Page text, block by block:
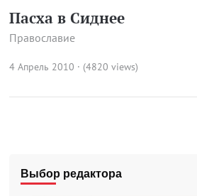
Пасха в Сиднее
Православие
4 Апрель 2010 · (4820 views)
Выбор редактора